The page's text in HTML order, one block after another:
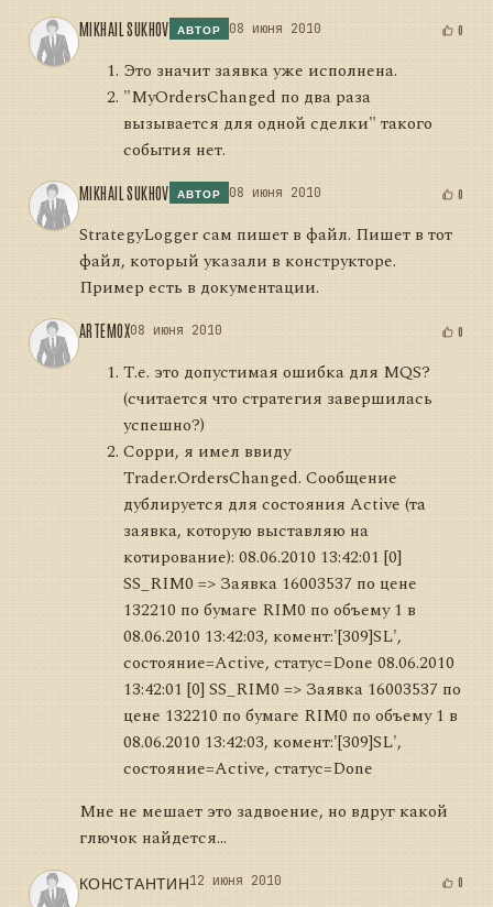
MIKHAIL SUKHOV АВТОР 08 июня 2010 0
Это значит заявка уже исполнена.
"MyOrdersChanged по два раза
вызывается для одной сделки" такого
события нет.
MIKHAIL SUKHOV АВТОР 08 июня 2010 0
StrategyLogger сам пишет в файл. Пишет в тот
файл, который указали в конструкторе.
Пример есть в документации.
ARTEMOX08 июня 2010 0
Т.е. это допустимая ошибка для MQS?
(считается что стратегия завершилась
успешно?)
Сорри, я имел ввиду
Trader.OrdersChanged. Сообщение
дублируется для состояния Active (та
заявка, которую выставляю на
котирование): 08.06.2010 13:42:01 [0]
SS_RIM0 => Заявка 16003537 по цене
132210 по бумаге RIM0 по объему 1 в
08.06.2010 13:42:03, комент:'[309]SL',
состояние=Active, статус=Done 08.06.2010
13:42:01 [0] SS_RIM0 => Заявка 16003537 по
цене 132210 по бумаге RIM0 по объему 1 в
08.06.2010 13:42:03, комент:'[309]SL',
состояние=Active, статус=Done
Мне не мешает это задвоение, но вдруг какой
глючок найдется...
КОНСТАНТИН12 июня 2010 0